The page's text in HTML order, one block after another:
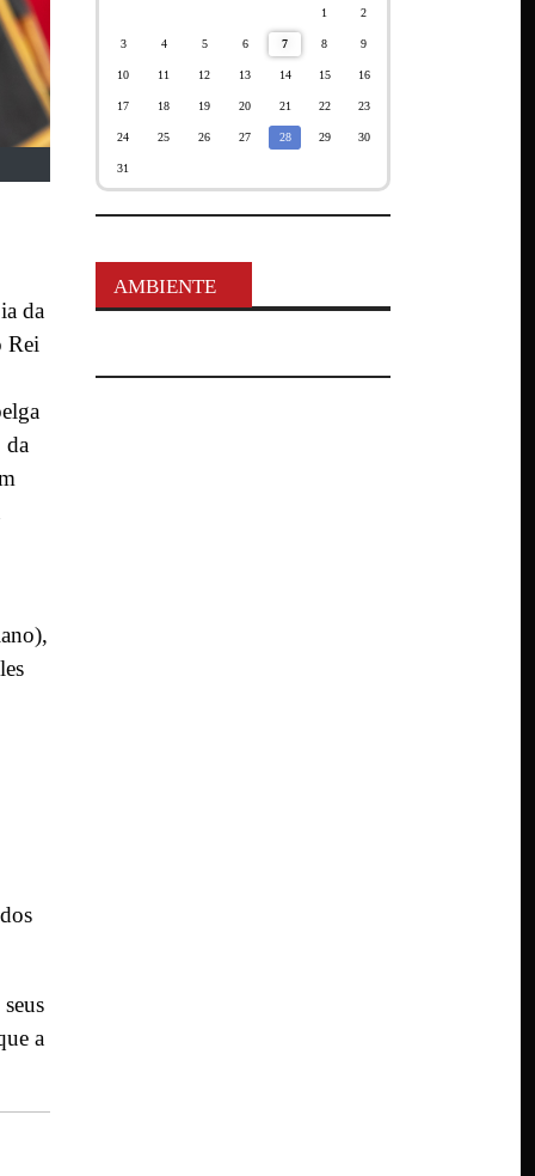
da
Rei
da
a
1
2
3 4 5 6 7 8 9
10 11 12 13 14 15 16
17 18 19 20 21 22 23
24 25 26 27 28 29 30
31
AMBIENTE